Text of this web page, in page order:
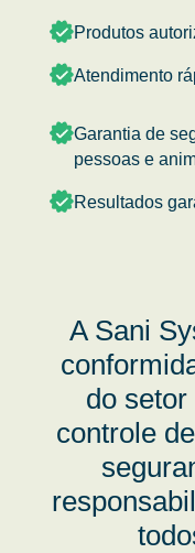
Produtos
Atendimento
Garantia de
pessoas e
Resultados
A Sani
do
controle